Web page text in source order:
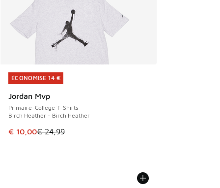
ÉCONOMISE 14 €
Jordan Mvp
Primaire-College T-Shirts
Birch Heather - Birch Heather
Cet article est en promotion. Prix en baisse de € 24,99 à
€ 10,00€ 24,99
ÉCONOMISE 14 €